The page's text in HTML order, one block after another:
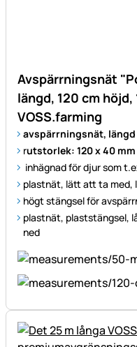
Avspärrningsnät
längd, 120 cm
VOSS.farming
avspärrningsnät, längd
rutstorlek: 120 x 40 mm
inhägnad för djur som
plastnät, lätt att ta
högt stängsel för
plastnät, plaststängsel,
ned